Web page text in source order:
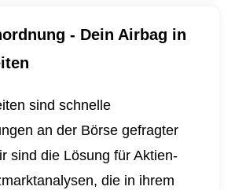
- Dein Airbag in
sind schnelle
an der Börse gefragter
sind die Lösung für Aktien-
die in ihrem